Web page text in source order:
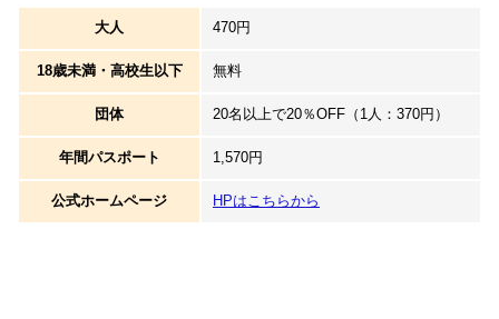
大人 470円
18歳未満・高校生以下 無料
団体 20名以上で20％OFF（1人：370円）
年間パスポート 1,570円
公式ホームページ HPはこちらから